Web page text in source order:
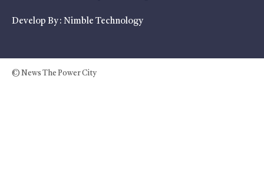
Develop By : Nimble Technology
© News The Power City